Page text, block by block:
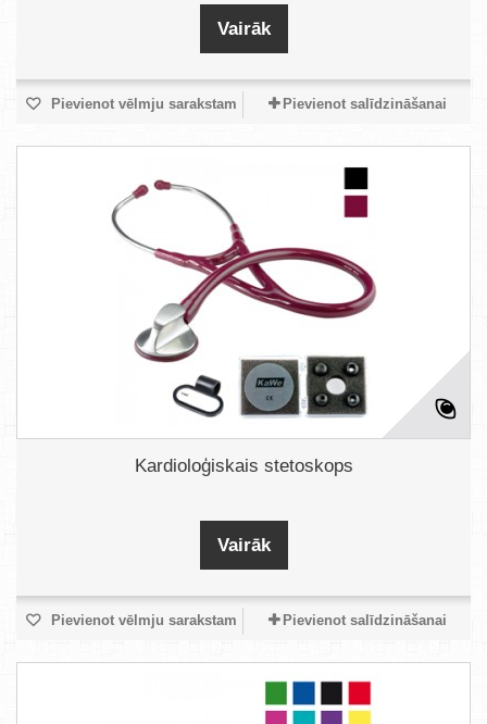
Vairāk
Pievienot vēlmju sarakstam Pievienot salīdzināšanai
Kardioloģiskais stetoskops
Vairāk
Pievienot vēlmju sarakstam Pievienot salīdzināšanai